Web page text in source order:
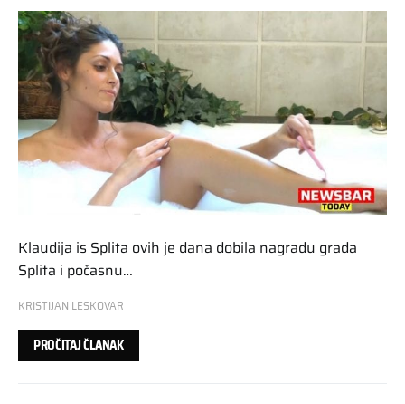
Klaudija is Splita ovih je dana dobila nagradu grada
Splita i počasnu…
KRISTIJAN LESKOVAR
PROČITAJ ČLANAK